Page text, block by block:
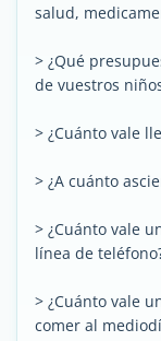
salud,
> ¿Qué
de vuestros
> ¿Cuánto vale
> ¿A cuánto
> ¿Cuánto vale
línea de
> ¿Cuánto vale
comer al